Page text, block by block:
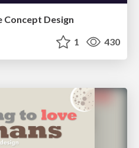
Concept Design
1 430